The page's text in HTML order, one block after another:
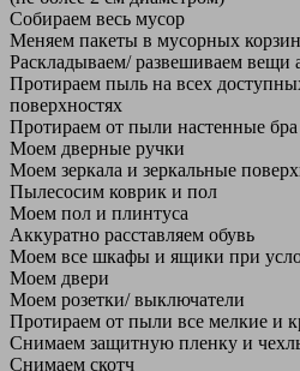
Собираем весь мусор
Меняем пакеты в мусорных
Раскладываем/ развешиваем вещи
Протираем пыль на всех
поверхностях
Протираем от пыли настенные бра
Моем дверные ручки
Моем зеркала и зеркальные
Пылесосим коврик и пол
Моем пол и плинтуса
Аккуратно расставляем обувь
Моем все шкафы и ящики при
Моем двери
Моем розетки/ выключатели
Протираем от пыли все мелкие и
Снимаем защитную пленку и
Снимаем скотч